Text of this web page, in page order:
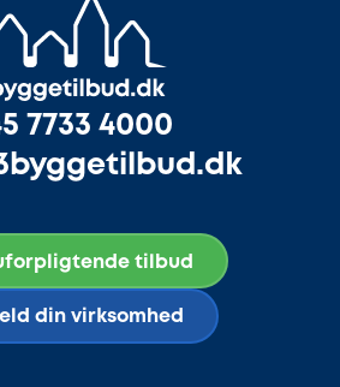
7733 4000
tilbud
din virksomhed